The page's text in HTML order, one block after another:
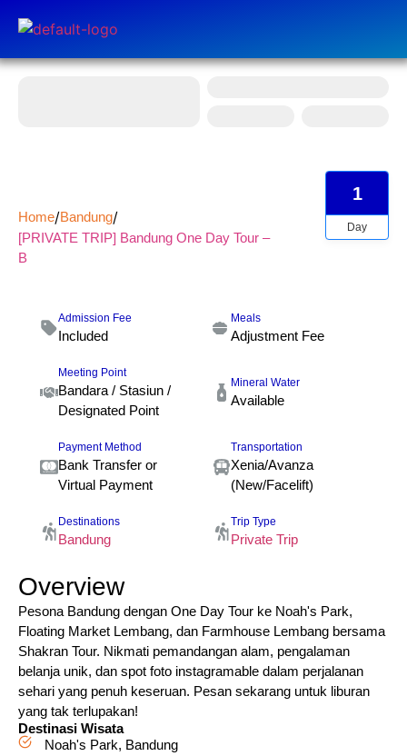
1
Day
Home Bandung
[PRIVATE TRIP] Bandung One Day Tour –
B
Admission Fee
Included
Meals
Adjustment Fee
Meeting Point
Bandara / Stasiun /
Designated Point
Mineral Water
Available
Payment Method
Bank Transfer or
Virtual Payment
Transportation
Xenia/Avanza
(New/Facelift)
Destinations
Bandung
Trip Type
Private Trip
Overview
Pesona Bandung dengan One Day Tour ke Noah's Park,
Floating Market Lembang, dan Farmhouse Lembang bersama
Shakran Tour. Nikmati pemandangan alam, pengalaman
belanja unik, dan spot foto instagramable dalam perjalanan
sehari yang penuh keseruan. Pesan sekarang untuk liburan
yang tak terlupakan!
Destinasi Wisata
Noah's Park, Bandung